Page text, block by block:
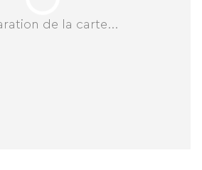
de la carte...